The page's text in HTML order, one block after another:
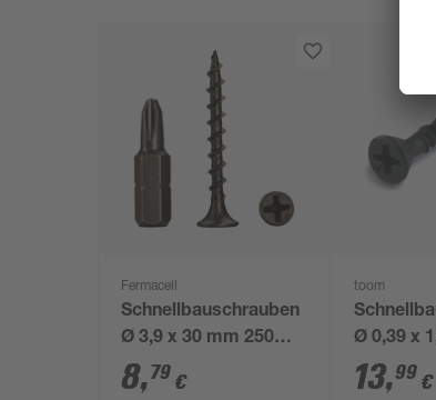
Fermacell
Schnellbauschrauben
Ø 3,9 x 30 mm 250
Stück inkl. Bit
8,79 €
toom
Ø 0,39 x
Stück
13,99 €